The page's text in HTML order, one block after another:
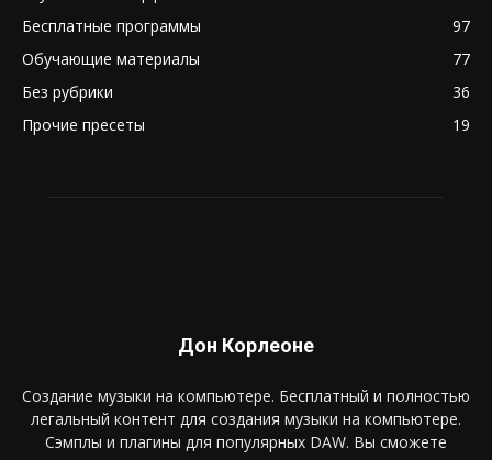
Бесплатные программы
97
Обучающие материалы
77
Без рубрики
36
Прочие пресеты
19
Дон Корлеоне
Создание музыки на компьютере. Бесплатный и полностью
легальный контент для создания музыки на компьютере.
Сэмплы и плагины для популярных DAW. Вы сможете